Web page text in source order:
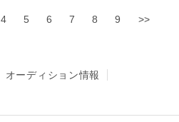
4 5 6 7 8 9 >>
オーディション情報